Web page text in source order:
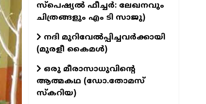
സ്പെഷ്യല്‍ ഫീച്ചര്‍: ലേഖനവും
ചിത്രങ്ങളും എം ടി സാജു)
നദി മുറിവേൽപ്പിച്ചവർക്കായി
(മുരളീ കൈമൾ)
ഒരു മീരാസാധുവിന്റെ
ആത്മകഥ (ഡോ.തോമസ്
സ്കറിയ)